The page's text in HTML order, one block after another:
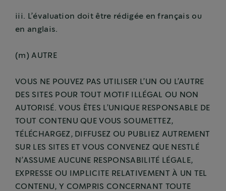
iii. L’évaluation doit être rédigée en français ou
en anglais.
(m) AUTRE
VOUS NE POUVEZ PAS UTILISER L’UN OU L’AUTRE
DES SITES POUR TOUT MOTIF ILLÉGAL OU NON
AUTORISÉ. VOUS ÊTES L’UNIQUE RESPONSABLE DE
TOUT CONTENU QUE VOUS SOUMETTEZ,
TÉLÉCHARGEZ, DIFFUSEZ OU PUBLIEZ AUTREMENT
SUR LES SITES ET VOUS CONVENEZ QUE NESTLÉ
N’ASSUME AUCUNE RESPONSABILITÉ LÉGALE,
EXPRESSE OU IMPLICITE RELATIVEMENT À UN TEL
CONTENU, Y COMPRIS CONCERNANT TOUTE